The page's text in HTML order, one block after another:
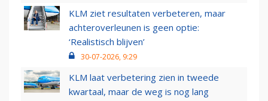
KLM ziet resultaten verbeteren, maar
achteroverleunen is geen optie:
‘Realistisch blijven’
30-07-2026, 9:29
KLM laat verbetering zien in tweede
kwartaal, maar de weg is nog lang